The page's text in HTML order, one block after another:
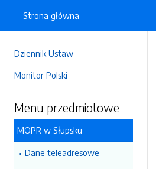
Dziennik Ustaw
Monitor Polski
Menu przedmiotowe
MOPR w Słupsku
Dane teleadresowe
Strona główna